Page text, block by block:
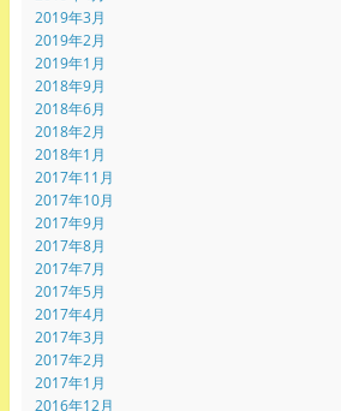
2019年3月
2019年2月
2019年1月
2018年9月
2018年6月
2018年2月
2018年1月
2017年11月
2017年10月
2017年9月
2017年8月
2017年7月
2017年5月
2017年4月
2017年3月
2017年2月
2017年1月
2016年12月